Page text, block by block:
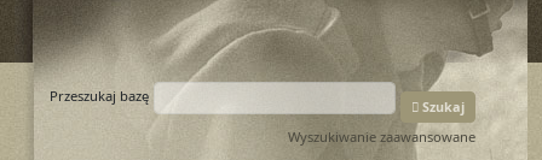
Przeszukaj bazę
Szukaj
Wyszukiwanie zaawansowane